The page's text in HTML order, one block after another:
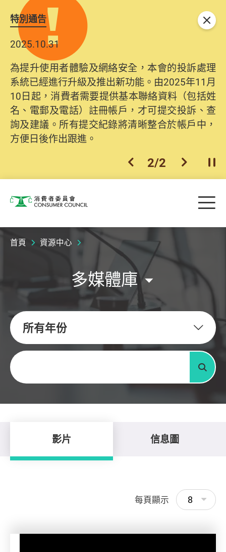
特別通告
2025.10.31
為提升使用者體驗及網絡安全，本會的投訴處理
系統已經進行升級及推出新功能。由2025年11月
10日起，消費者需要提供基本聯絡資料（包括姓
名、電郵及電話）註冊帳戶，才可提交投訴、查
詢及建議。所有提交紀錄將清晰整合於帳戶中，
方便日後作出跟進。
上一個
2/2 下一個開
關閉
消費者委員會 目
首頁 資源中心
多媒體庫
所有年份
關鍵字
搜尋
影片 信息圖
每頁顯示 8